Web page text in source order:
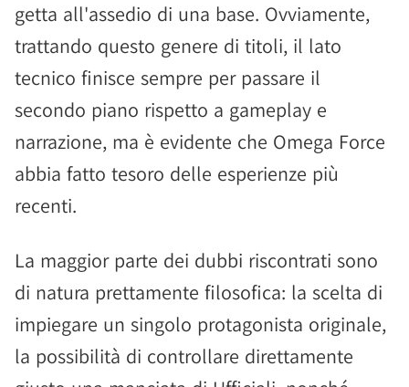
getta all'assedio di una base. Ovviamente,
trattando questo genere di titoli, il lato
tecnico finisce sempre per passare il
secondo piano rispetto a gameplay e
narrazione, ma è evidente che Omega Force
abbia fatto tesoro delle esperienze più
recenti.
La maggior parte dei dubbi riscontrati sono
di natura prettamente filosofica: la scelta di
impiegare un singolo protagonista originale,
la possibilità di controllare direttamente